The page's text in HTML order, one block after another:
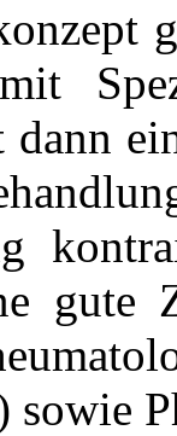
gute
sowie